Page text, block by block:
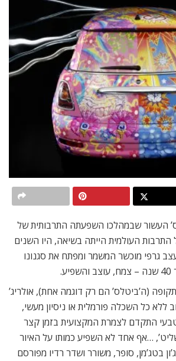
העשור שבמהלכו השפעתה התרבותית של
העולמית הייתה בשיאה, היו השנים
גרפי מוכשר המשמר ומפתח את סגנונו
(ה’ביטלס’ הם רק דוגמה אחת), אולריג’
ללא כל השכלה פורמלית או ניסיון מעשי,
התקדם לצמרת המקצועית בזמן קצר
…אף אחד לא השפיע כמותו על האיור
סר ג’ון בטג’מן, סופר, משורר ושדר רדיו מפורסם